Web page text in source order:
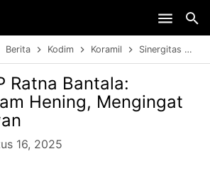
Berita Kodim Koramil Sinergitas
Ratna Bantala:
Hening, Mengingat
16, 2025